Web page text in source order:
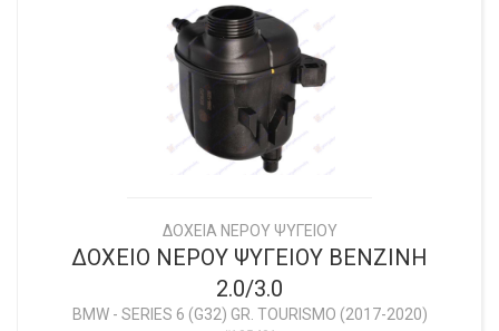
ΔΟΧΕΙΑ ΝΕΡΟΥ ΨΥΓΕΙΟΥ
ΔΟΧΕΙΟ ΝΕΡΟΥ ΨΥΓΕΙΟΥ ΒΕΝΖΙΝΗ
2.0/3.0
BMW- SERIES 6 (G32) GR. TOURISMO (2017-2020)